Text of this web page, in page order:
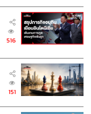
516
151